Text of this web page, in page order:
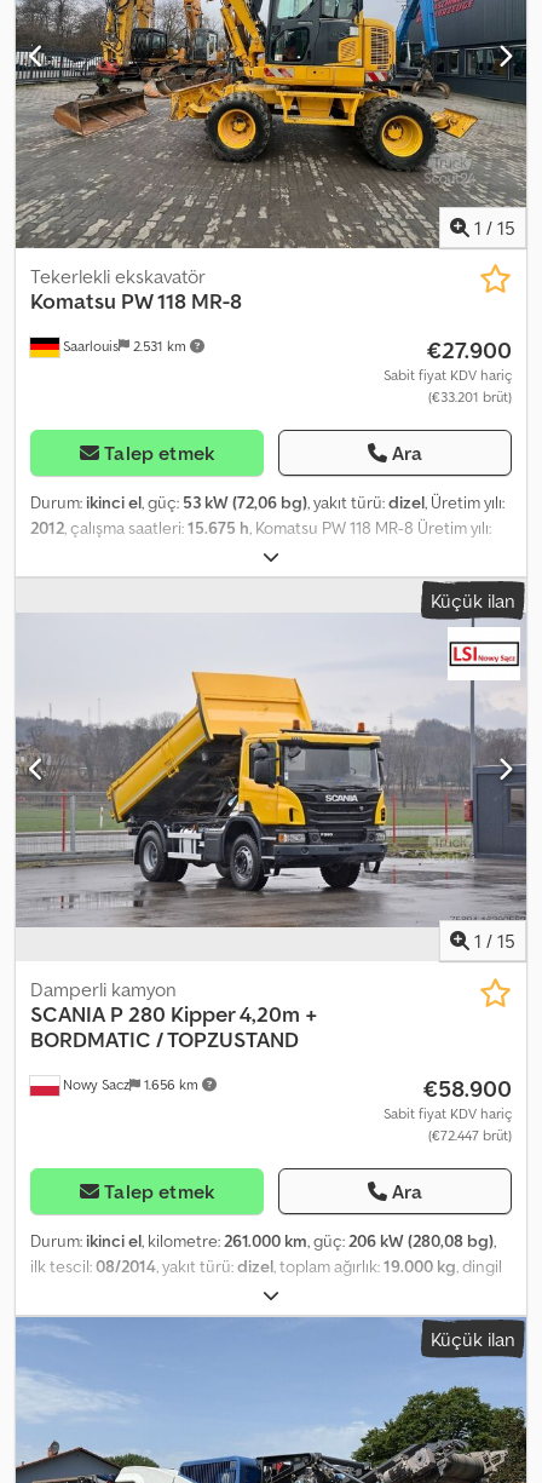
75–95% tread remaining. Trailer: Hangler S SAZEL 20-6, 2 axles,
extendable from 12.65 m to 18.65 m, 6 m telescopic extension,
both axles steered. Condition: very good, with technical
inspection (TÜV). Tyres: 60–95% tread remaining. Price without
trailer: €69,000 Djdpeqnqxgsfx Aatskr Total price: €89,000
1 / 15
Saarlouis 2.531 km
Tekerlekli ekskavatör
Komatsu PW 118 MR-8
€27.900
Sabit fiyat KDV hariç
(€33.201 brüt)
Talep etmek Ara
Durum: ikinci el, güç: 53 kW (72,06 bg), yakıt türü:dizel, Üretim yılı:
2012, çalışma saatleri:15.675 h, Komatsu PW 118 MR-8 Üretim yılı:
2012 Çalışma saati: 15.675 h Kırıcı hattı Hızlı değiştirme ataşmanı
Ayarlanabilir bom Merkezi yağlama sistemi 1 x tesviye bıçağı 2 x
destek ayakları Klima / AC Güç: 72 kW Komatsu motor, 4 silindir
Ağırlık: 13.500 kg Dsdpfeydaa Rsx Aatjkr 1 x döner kepçe 1 x palet
çatallı 1 x katlanır kepçe 2 x kazı kepçesi Dahili numara: 25E089
MERKEZİ YAĞLAMA SİSTEMİ HIZLI DEĞİŞTİRME ATAŞMAN SİSTEMİ
= Diğer Bilgiler = Tahrik: Tekerlekli Silindir sayısı: 4 Boş ağırlık:
13.500 kg Motor markası: Komatsu
Küçük ilan
1 / 15
Nowy Sacz 1.656 km
Damperli kamyon
SCANIA P 280 Kipper 4,20m +
BORDMATIC / TOPZUSTAND
€58.900
Sabit fiyat KDV hariç
(€72.447 brüt)
Talep etmek Ara
Durum: ikinci el, kilometre:261.000 km, güç:206 kW (280,08 bg),
ilk tescil:08/2014, yakıt türü:dizel, toplam ağırlık:19.000 kg, dingil
sarı, vites türü:
alanı uzunluğu:4.200 mm, yükleme alanı genişliği:2.350 mm,
yükleme alanı yüksekliği:
, Donanım:ABS,
klima
guten Zustand! Baujahr: 2014 Kilometerstand: 261.000 km
Ausstattung: - ABS - Elektrische Fensterheber - Servolenkung -
Fahrtenschreiber Nutzlast: 9.000 kg Gesamtgewicht: 19.000 kg
Radstand: 355 cm Reifengröße: 315/70R22,5 Federung: Blattfedern
Küçük ilan